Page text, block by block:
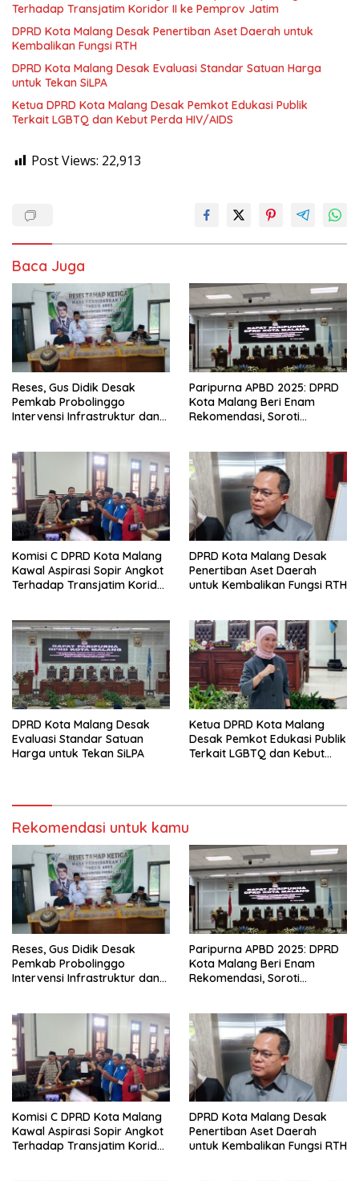
Terhadap Transjatim Koridor II ke Pemprov Jatim
DPRD Kota Malang Desak Penertiban Aset Daerah untuk
Kembalikan Fungsi RTH
DPRD Kota Malang Desak Evaluasi Standar Satuan Harga
untuk Tekan SiLPA
Ketua DPRD Kota Malang Desak Pemkot Edukasi Publik
Terkait LGBTQ dan Kebut Perda HIV/AIDS
Post Views: 22,913
Baca Juga
Reses, Gus Didik Desak
Pemkab Probolinggo
Intervensi Infrastruktur dan
Paripurna APBD 2025: DPRD
Kota Malang Beri Enam
Rekomendasi, Soroti
Komisi C DPRD Kota Malang
Kawal Aspirasi Sopir Angkot
Terhadap Transjatim Koridor
DPRD Kota Malang Desak
Penertiban Aset Daerah
untuk Kembalikan Fungsi RTH
DPRD Kota Malang Desak
Evaluasi Standar Satuan
Harga untuk Tekan SiLPA
Ketua DPRD Kota Malang
Desak Pemkot Edukasi Publik
Terkait LGBTQ dan Kebut
Rekomendasi untuk kamu
Reses, Gus Didik Desak
Pemkab Probolinggo
Intervensi Infrastruktur dan
Paripurna APBD 2025: DPRD
Kota Malang Beri Enam
Rekomendasi, Soroti
Komisi C DPRD Kota Malang
Kawal Aspirasi Sopir Angkot
Terhadap Transjatim Koridor
DPRD Kota Malang Desak
Penertiban Aset Daerah
untuk Kembalikan Fungsi RTH